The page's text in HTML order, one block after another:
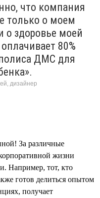
что компания
только о моем
о здоровье моей
80%
ДМС для
дизайнер
За различные
жизни
Например, тот, кто
готов делиться опытом
получает